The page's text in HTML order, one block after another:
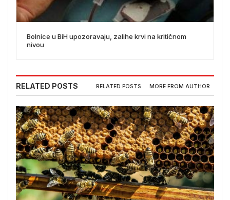
Bolnice u BiH upozoravaju, zalihe krvi na kritičnom
nivou
RELATED POSTS RELATED POSTS MORE FROM AUTHOR